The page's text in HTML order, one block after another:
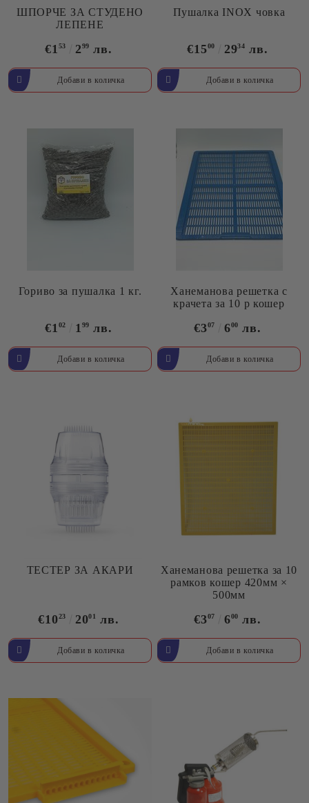
ШПОРЧЕ ЗА СТУДЕНО
ЛЕПЕНЕ
€1 53 299 лв.
Пушалка INOX човка
€1500 2934 лв.
Гориво за пушалка 1 кг.
€1 02 1 99 лв.
Ханеманова решетка с
крачета за 10 р кошер
€307 600 лв.
ТЕСТЕР ЗА АКАРИ
€1023 2001 лв.
Ханеманова решетка за 10
рамков кошер 420мм ×
500мм
€307 600 лв.